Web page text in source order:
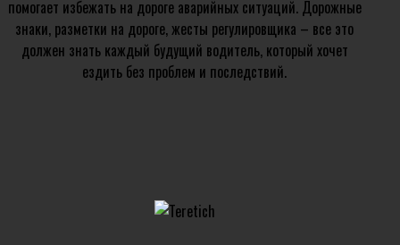
помогает избежать на дороге аварийных ситуаций. Дорожные
знаки, разметки на дороге, жесты регулировщика – все это
должен знать каждый будущий водитель, который хочет
ездить без проблем и последствий.